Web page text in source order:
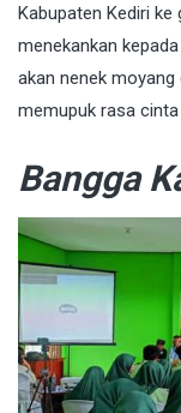
Kabupaten Kediri ke
menekankan
akan nenek
memupuk rasa cinta
Bangga